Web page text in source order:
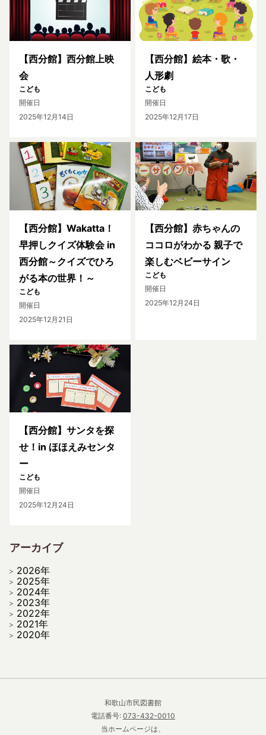
【西分館】西分館上映
会
こども
開催日
2025年12月14日
【西分館】絵本・歌・
人形劇
こども
開催日
2025年12月17日
【西分館】Wakatta！
早押しクイズ体験会 in
西分館～クイズでひろ
がる本の世界！～
こども
開催日
2025年12月21日
【西分館】赤ちゃんの
ココロがわかる 親子で
楽しむベビーサイン
こども
開催日
2025年12月24日
【西分館】サンタを探
せ！in ほほえみセンタ
ー
こども
開催日
2025年12月24日
アーカイブ
2026年
2025年
2024年
2023年
2022年
2021年
2020年
和歌山市民図書館
電話番号: 073-432-0010
当ホームページは、